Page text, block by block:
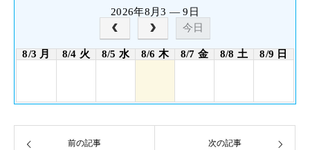
2026年8月3 — 9日
今日
8/3 月 8/4 火 8/5 水 8/6 木 8/7 金 8/8 土 8/9 日
前の記事 次の記事